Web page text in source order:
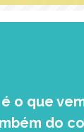
o que
do